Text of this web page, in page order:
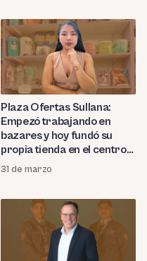
Plaza Ofertas Sullana:
Empezó trabajando en
bazares y hoy fundó su
propia tienda en el centro
de Sullana
31 de marzo